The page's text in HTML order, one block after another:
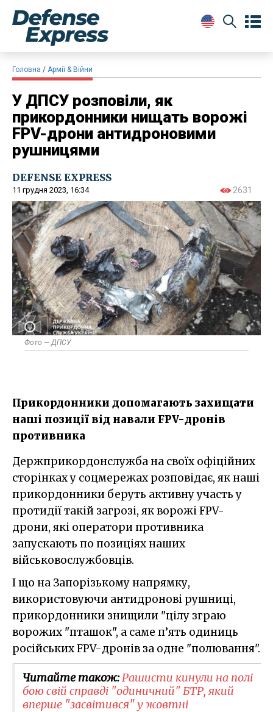
Головна Армії & Війни
У ДПСУ розповіли, як
прикордонники нищать ворожі
FPV-дрони антидроновими
рушницями
DEFENSE EXPRESS
11 грудня 2023, 16:34 2631
Фото — ДПСУ
Прикордонники допомагають захищати
наші позиції від навали FPV-дронів
противника
Держприкордонслужба на своїх офіційних
сторінках у соцмережах розповідає, як наші
прикордонники беруть активну участь у
протидії такій загрозі, як ворожі FPV-
дрони, які оператори противника
запускають по позиціях наших
військовослужбовців.
І що на Запорізькому напрямку,
використовуючи антидронові рушниці,
прикордонники знищили "цілу зграю
ворожих "пташок", а саме п’ять одиниць
російських FPV-дронів за одне "полювання".
Читайте також:Рашисти кинули на полі
бою свій справді "одиничний" БТР, який
вперше "засвітився" у жовтні